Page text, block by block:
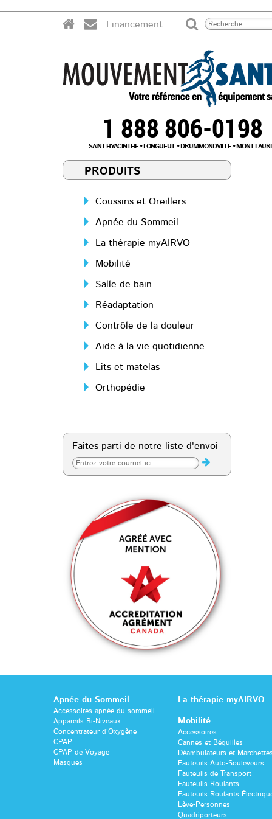
Financement
1 888 806-0198
SAINT-HYACINTHE LONGUEUIL DRUMMONDVILLE MONT-
PRODUITS
Coussins et Oreillers
Apnée du Sommeil
La thérapie myAIRVO
Mobilité
Salle de bain
Réadaptation
Contrôle de la douleur
Aide à la vie quotidienne
Lits et matelas
Orthopédie
Faites parti de notre liste d'envoi
Apnée du Sommeil
Accessoires apnée du sommeil
Appareils Bi-Niveaux
Concentrateur d’Oxygène
CPAP
CPAP de Voyage
Masques
La thérapie myAIRVO
Mobilité
Accessoires
Cannes et Béquilles
Déambulateurs et
Fauteuils Auto-Souleveurs
Fauteuils de Transport
Fauteuils Roulants
Fauteuils Roulants
Lève-Personnes
Quadriporteurs